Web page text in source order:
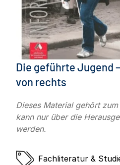
Die geführte Jugend
von rechts
Dieses Material gehört
kann nur über die
werden.
Fachliteratur &